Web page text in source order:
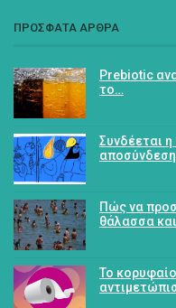
ΠΡΟΣΦΑΤΑ ΑΡΘΡΑ
Prebiotic
το…
Συνδέεται η
Πώς να
θάλασσα
Το